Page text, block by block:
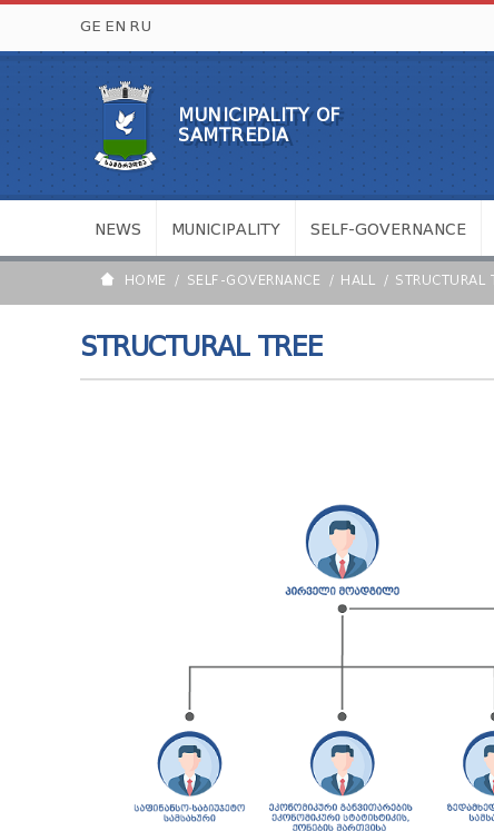
GE EN RU
MUNICIPALITY OF
SAMTREDIA
NEWS MUNICIPALITY SELF-GOVERNANCE
HOME SELF-GOVERNANCE HALL STRUCTURAL
STRUCTURAL TREE